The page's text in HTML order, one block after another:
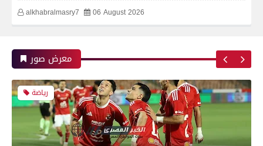
alkhabralmasry7
06 August 2026
معرض صور
بعدسة الخبر المصري| شاهد أبرز لقطات مباراة زد و
بيراميدز فى نهائى كأس مصر
رياضة